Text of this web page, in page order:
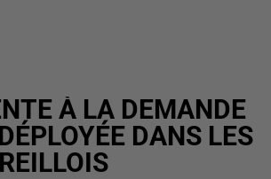
À LA DEMANDE
DANS LES